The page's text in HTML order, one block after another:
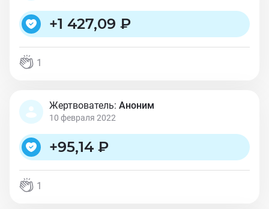
+1 427,09 ₽
1
Жертвователь: Аноним
10 февраля 2022
+95,14 ₽
1